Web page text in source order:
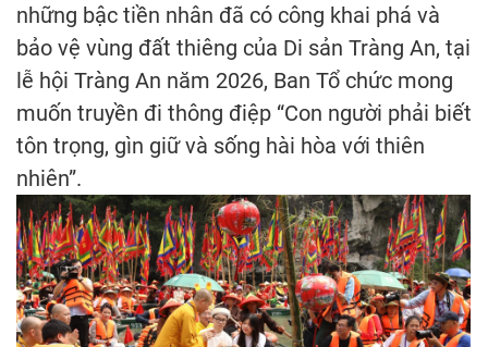
những bậc tiền nhân đã có công khai phá và
bảo vệ vùng đất thiêng của Di sản Tràng An, tại
lễ hội Tràng An năm 2026, Ban Tổ chức mong
muốn truyền đi thông điệp “Con người phải biết
tôn trọng, gìn giữ và sống hài hòa với thiên
nhiên”.